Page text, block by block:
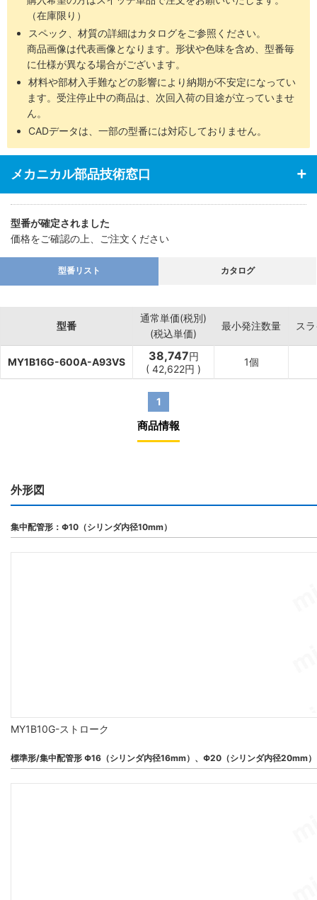
（在庫限り）
スペック、材質の詳細はカタログをご参照ください。
商品画像は代表画像となります。形状や色味を含め、型番毎
に仕様が異なる場合がございます。
材料や部材入手難などの影響により納期が不安定になってい
ます。受注停止中の商品は、次回入荷の目途が立っていませ
ん。
CADデータは、一部の型番には対応しておりません。
メカニカル部品技術窓口
型番が確定されました
価格をご確認の上、ご注文ください
型番リスト カタログ
型番
通常単価(税別)
(税込単価)
最小発注数量 ス
MY1B16G-600A-A93VS 38,747円
( 42,622円 )
1個
1
商品情報
外形図
集中配管形：Φ10（シリンダ内径10mm）
MY1B10G-ストローク
標準形/集中配管形 Φ16（シリンダ内径16mm）、Φ20（シリンダ内径20mm）